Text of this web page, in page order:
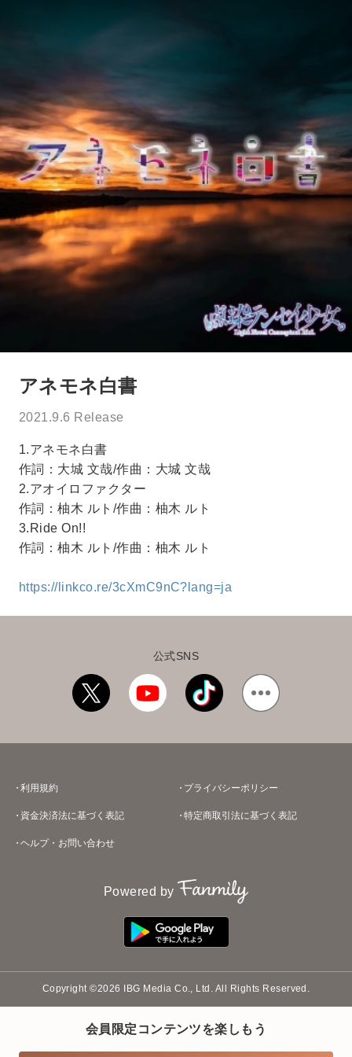
アネモネ白書
2021.9.6 Release
1.アネモネ白書
作詞：大城 文哉/作曲：大城 文哉
2.アオイロファクター
作詞：柚木 ルト/作曲：柚木 ルト
3.Ride On!!
作詞：柚木 ルト/作曲：柚木 ルト
https://linkco.re/3cXmC9nC?lang=ja
会員限定コンテンツを楽しもう
公式SNS
利用規約 プライバシーポリシー
資金決済法に基づく表記 特定商取引法に基づく表記
ヘルプ・お問い合わせ
Powered by
Copyright ©2026 IBG Media Co., Ltd. All Rights Reserved.